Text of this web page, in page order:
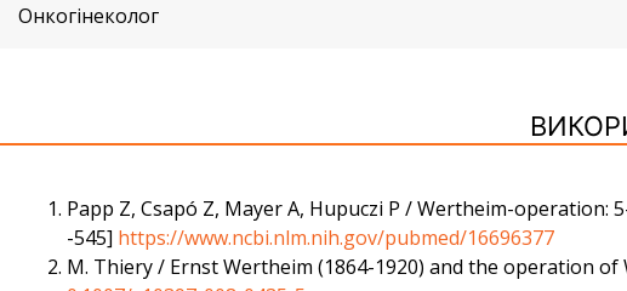
Онкогінеколог
Papp Z, Csapó Z, Mayer A, Hupuczi P / Wertheim-operation:
-545] https://www.ncbi.nlm.nih.gov/pubmed/16696377
M. Thiery / Ernst Wertheim (1864-1920) and the operation of